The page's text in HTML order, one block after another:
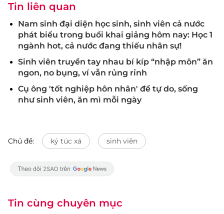
Tin liên quan
Nam sinh đại diện học sinh, sinh viên cả nước
phát biểu trong buổi khai giảng hôm nay: Học 1
ngành hot, cả nước đang thiếu nhân sự!
Sinh viên truyền tay nhau bí kíp “nhập môn” ăn
ngon, no bụng, ví vẫn rủng rỉnh
Cụ ông 'tốt nghiệp hôn nhân' để tự do, sống
như sinh viên, ăn mì mỗi ngày
Chủ đề: ký túc xá sinh viên
Tin cùng chuyên mục